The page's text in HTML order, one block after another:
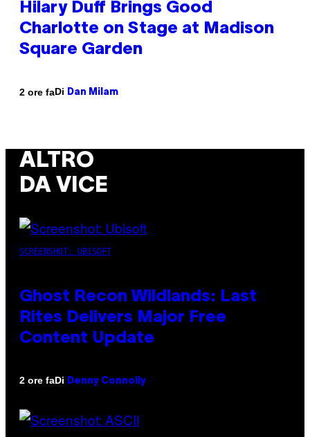
Hilary Duff Brings Good
Charlotte on Stage at Madison
Square Garden
2 ore faDi Dan Milam
ALTRO
DA VICE
SCREENSHOT: UBISOFT
Ghost Recon Wildlands: Last
Rites Delivers Major Free
Content Update
2 ore faDi Denny Connolly